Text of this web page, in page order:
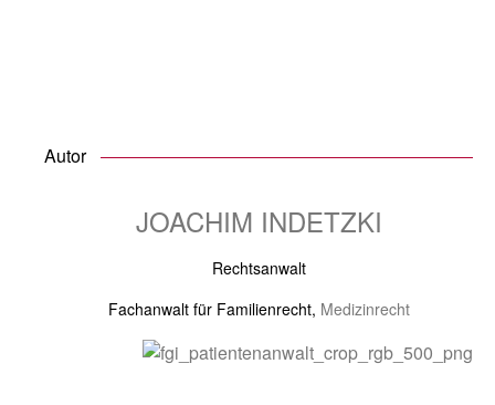
Autor
JOACHIM INDETZKI
Rechtsanwalt
Fachanwalt für Familienrecht, Medizinrecht